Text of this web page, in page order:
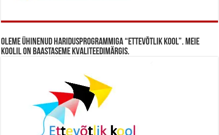
Oleme ühinenud haridusprogrammiga “Ettevõtlik Kool”. Meie
koolil on baastaseme kvaliteedimärgis.